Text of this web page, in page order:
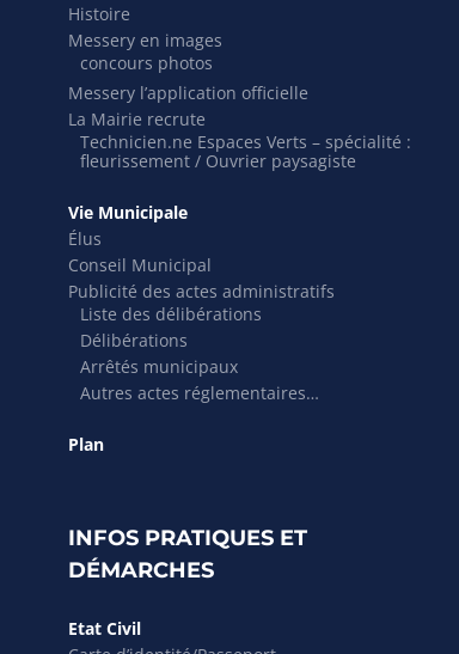
Histoire
Messery en images
concours photos
Messery l’application officielle
La Mairie recrute
Technicien.ne Espaces Verts – spécialité :
fleurissement / Ouvrier paysagiste
Vie Municipale
Élus
Conseil Municipal
Publicité des actes administratifs
Liste des délibérations
Délibérations
Arrêtés municipaux
Autres actes réglementaires…
Plan
INFOS PRATIQUES ET
DÉMARCHES
Etat Civil